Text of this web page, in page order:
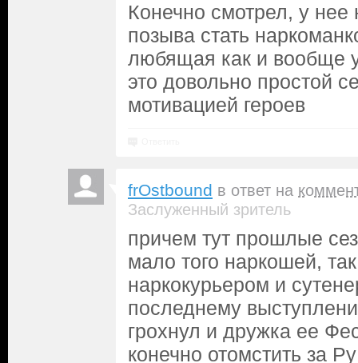
Конечно смотрел, у
позыва стать
любящая как и вообще
это довольно простой
мотивацией героев
frOstbound в ответ на
Заслуженный зритель
причем тут прошлые
мало того наркошей,
наркокурьером и
последнему
грохнул и дружка ее
конечно отомстить за